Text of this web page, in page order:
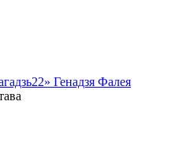
Генадзя Фалея